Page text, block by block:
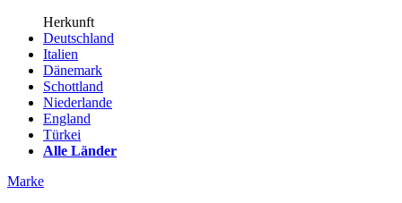
Herkunft
Deutschland
Italien
Dänemark
Schottland
Niederlande
England
Türkei
Alle Länder
Marke